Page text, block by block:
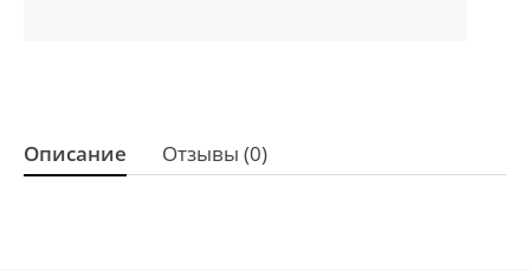
Описание Отзывы (0)